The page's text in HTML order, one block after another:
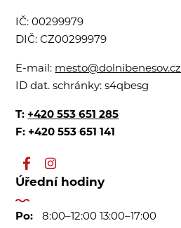
IČ:00299979
DIČ:CZ00299979
E-mail: mesto@dolnibenesov.cz
ID dat. schránky:s4qbesg
T: +420 553 651 285
F: +420 553 651 141
Úřední hodiny
Po:
8:00–12:00 13:00–17:00